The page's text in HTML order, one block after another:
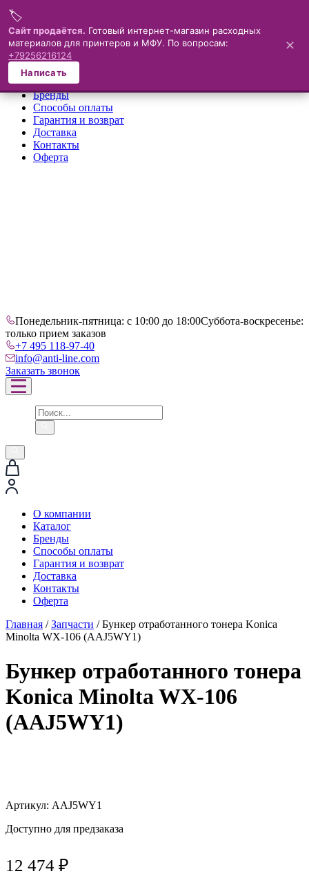
Меню
×
О компании
Каталог
Бренды
Способы оплаты
Гарантия и возврат
Доставка
Контакты
Оферта
Понедельник-пятница: с 10:00 до 18:00Суббота-воскресенье:
только прием заказов
+7 495 118-97-40
info@anti-line.com
Заказать звонок
О компании
Каталог
Бренды
Способы оплаты
Гарантия и возврат
Доставка
Контакты
Оферта
Главная /Запчасти / Бункер отработанного тонера Konica
Minolta WX-106 (AAJ5WY1)
Бункер отработанного тонера
Konica Minolta WX-106
(AAJ5WY1)
Артикул: AAJ5WY1
Доступно для предзаказа
12 474 ₽
🏷️
Сайт продаётся. Готовый интернет-магазин расходных
материалов для принтеров и МФУ. По вопросам:
+79256216124
Написать
✕